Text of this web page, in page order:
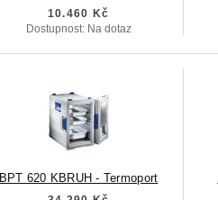
10.460 Kč
Dostupnost: Na dotaz
BPT 620 KBRUH - Termoport